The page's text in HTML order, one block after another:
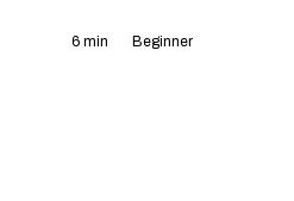
6 min Beginner